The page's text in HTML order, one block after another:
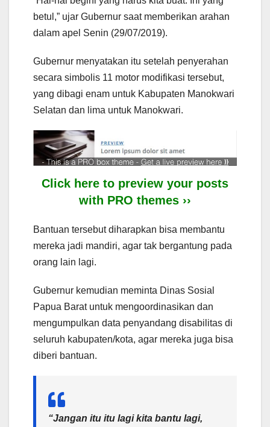
betul,” ujar Gubernur saat memberikan arahan
dalam apel Senin (29/07/2019).
Gubernur menyatakan itu setelah penyerahan
secara simbolis 11 motor modifikasi tersebut,
yang dibagi enam untuk Kabupaten Manokwari
Selatan dan lima untuk Manokwari.
Click here to preview your posts
with PRO themes ››
Bantuan tersebut diharapkan bisa membantu
mereka jadi mandiri, agar tak bergantung pada
orang lain lagi.
Gubernur kemudian meminta Dinas Sosial
Papua Barat untuk mengoordinasikan dan
mengumpulkan data penyandang disabilitas di
seluruh kabupaten/kota, agar mereka juga bisa
diberi bantuan.
“Jangan itu itu lagi kita bantu lagi,